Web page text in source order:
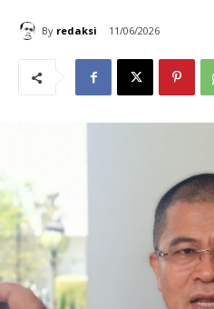
By redaksi 11/06/2026